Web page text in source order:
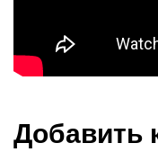
Добавить